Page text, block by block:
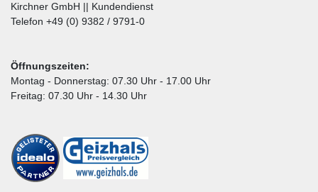
Kirchner GmbH || Kundendienst
Telefon +49 (0) 9382 / 9791-0
Öffnungszeiten:
Montag - Donnerstag: 07.30 Uhr - 17.00 Uhr
Freitag: 07.30 Uhr - 14.30 Uhr